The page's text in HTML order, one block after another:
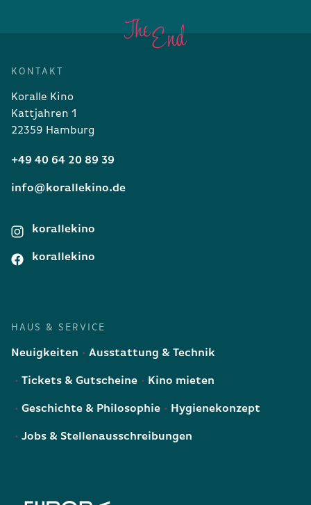
KONTAKT
Koralle Kino
Kattjahren 1
22359 Hamburg
+49 40 64 20 89 39
info@korallekino.de
korallekino
korallekino
HAUS & SERVICE
Neuigkeiten Ausstattung & Technik
Tickets & Gutscheine Kino mieten
Geschichte & Philosophie Hygienekonzept
Jobs & Stellenausschreibungen